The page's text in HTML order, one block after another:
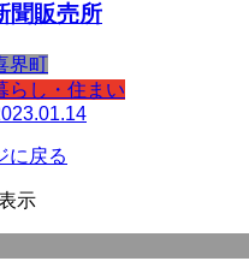
聞販売所
界町
らし・住まい
に戻る
示